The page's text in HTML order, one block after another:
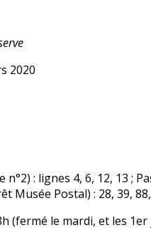
2020
: lignes 4, 6, 12, 13 ;
Musée Postal) : 28, 39,
(fermé le mardi, et les